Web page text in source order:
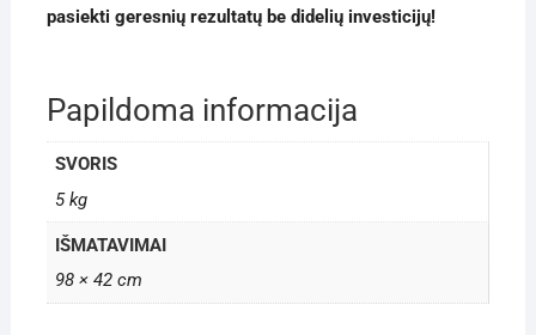
pasiekti geresnių rezultatų be didelių investicijų!
Papildoma informacija
SVORIS
5 kg
IŠMATAVIMAI
98 × 42 cm